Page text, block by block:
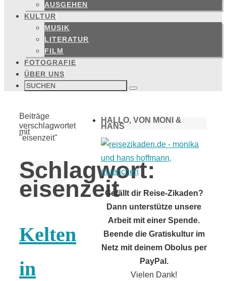
AUSGEHEN
KULTUR
MUSIK
LITERATUR
FILM
FOTOGRAFIE
ÜBER UNS
Suchen
nach: Suchen
Start
Beiträge
verschlagwortet
mit
"eisenzeit"
Schlagwort:
eisenzeit
Kelten
in
HALLO, VON MONI &
HANS
Gefällt dir Reise-Zikaden?
Dann unterstütze unsere
Arbeit mit einer Spende.
Beende die Gratiskultur im
Netz mit deinem Obolus per
PayPal.
Vielen Dank!